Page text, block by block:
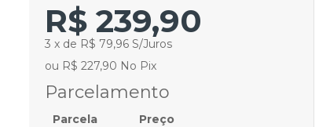
R$ 239,90
3 x de R$ 79,96 S/Juros
ou R$ 227,90 No Pix
Parcelamento
Parcela
Preço